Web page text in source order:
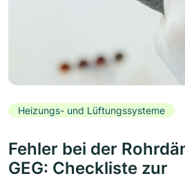
Heizungs- und Lüftungssysteme
Fehler bei der
GEG: Checkliste zur